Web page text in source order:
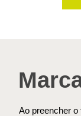
Ao preencher o